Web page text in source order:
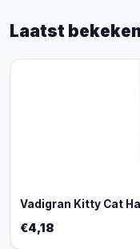
Laatst
Vadigran Kitty Cat
€4,18